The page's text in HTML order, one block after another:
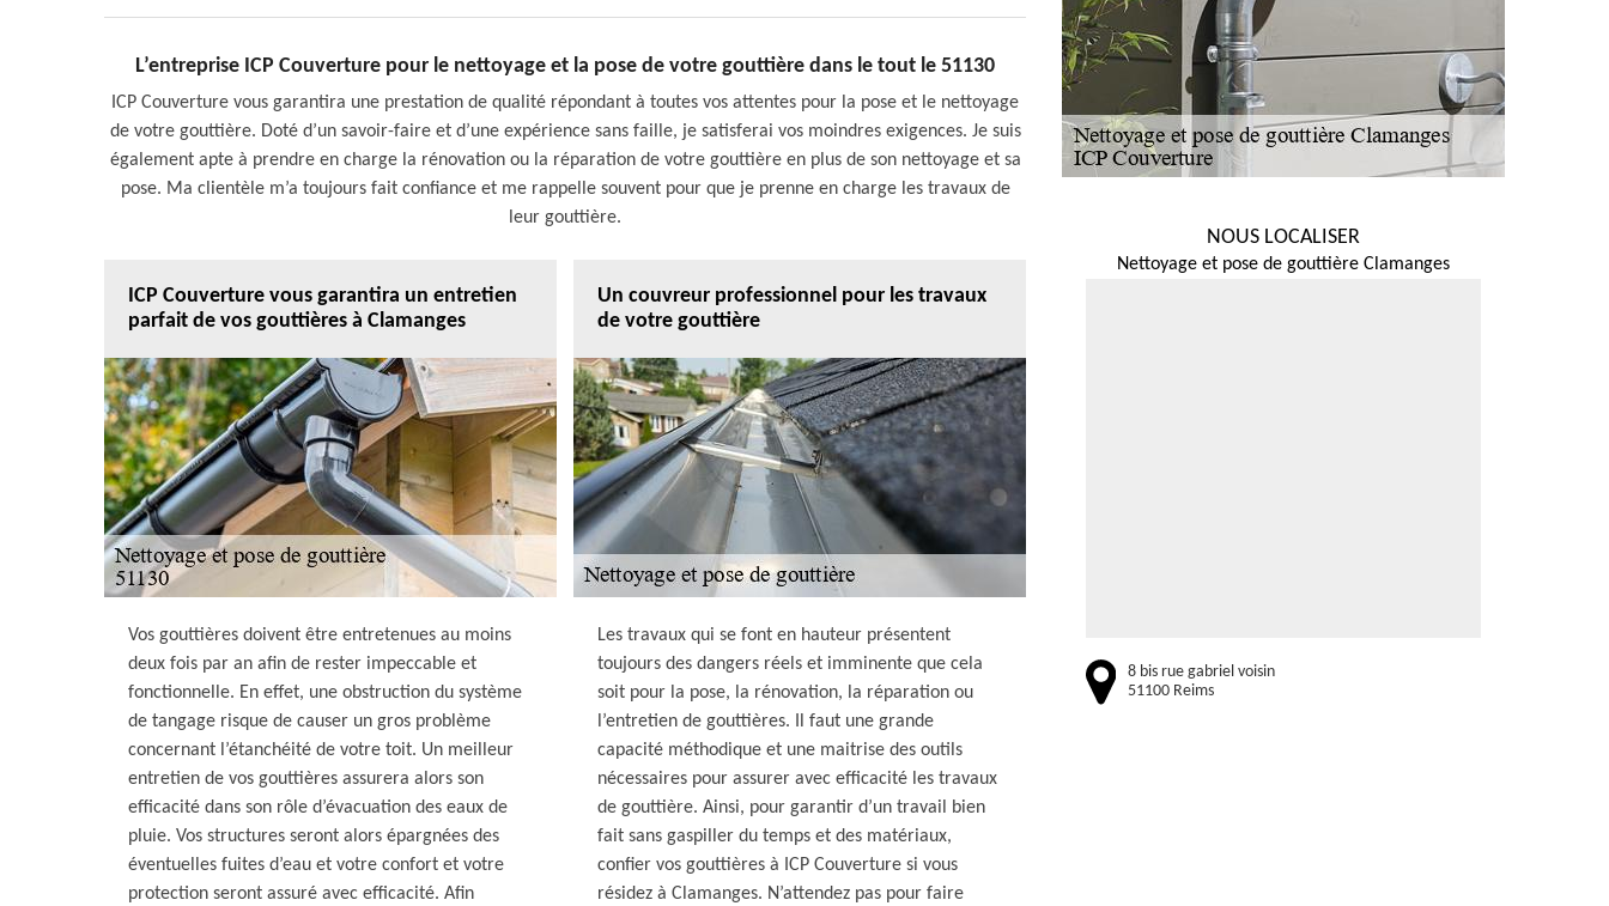
L’entreprise ICP Couverture pour le nettoyage et la pose de votre gouttière dans le tout le 51130
ICP Couverture vous garantira une prestation de qualité répondant à toutes vos attentes pour la pose et le nettoyage
de votre gouttière. Doté d’un savoir-faire et d’une expérience sans faille, je satisferai vos moindres exigences. Je suis
également apte à prendre en charge la rénovation ou la réparation de votre gouttière en plus de son nettoyage et sa
pose. Ma clientèle m’a toujours fait confiance et me rappelle souvent pour que je prenne en charge les travaux de
leur gouttière.
ICP Couverture vous garantira un entretien
parfait de vos gouttières à Clamanges
Vos gouttières doivent être entretenues au moins
deux fois par an afin de rester impeccable et
fonctionnelle. En effet, une obstruction du système
de tangage risque de causer un gros problème
concernant l’étanchéité de votre toit. Un meilleur
entretien de vos gouttières assurera alors son
efficacité dans son rôle d’évacuation des eaux de
pluie. Vos structures seront alors épargnées des
éventuelles fuites d’eau et votre confort et votre
protection seront assuré avec efficacité. Afin
Un couvreur professionnel pour les travaux
de votre gouttière
Les travaux qui se font en hauteur présentent
toujours des dangers réels et imminente que cela
soit pour la pose, la rénovation, la réparation ou
l’entretien de gouttières. Il faut une grande
capacité méthodique et une maitrise des outils
nécessaires pour assurer avec efficacité les travaux
de gouttière. Ainsi, pour garantir d’un travail bien
fait sans gaspiller du temps et des matériaux,
confier vos gouttières à ICP Couverture si vous
résidez à Clamanges. N’attendez pas pour faire
NOUS LOCALISER
Nettoyage et pose de gouttière Clamanges
8 bis rue gabriel voisin
51100 Reims